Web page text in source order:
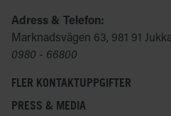
Adress & Telefon:
Marknadsvägen 63, 981 91
0980 - 66800
FLER KONTAKTUPPGIFTER
PRESS & MEDIA